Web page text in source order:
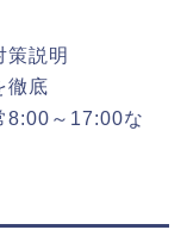
策説明
徹底
8:00～17:00な